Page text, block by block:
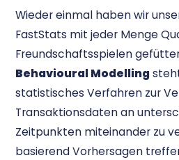
Wieder einmal haben wir
FastStats mit jeder Menge
Freundschaftsspielen
Behavioural Modelling
statistisches Verfahren zur
Transaktionsdaten an
Zeitpunkten miteinander zu
basierend Vorhersagen